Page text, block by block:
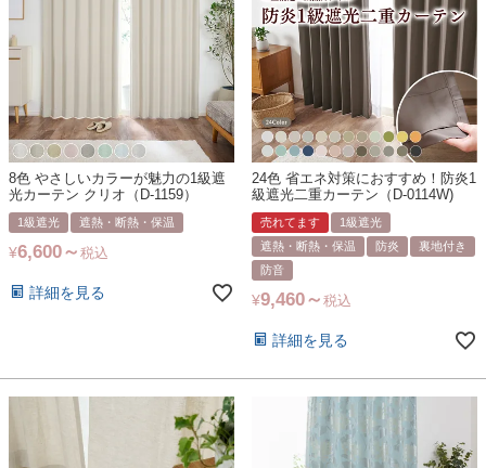
8色 やさしいカラーが魅力の1級遮
光カーテン クリオ（D-1159）
1級遮光 遮熱・断熱・保温
¥6,600 税込
詳細を見る
24色 省エネ対策におすすめ！防炎1
級遮光二重カーテン（D-0114W)
売れてます
1級遮光
遮熱・断熱・保温
防炎
裏地付き
防音
¥9,460 税込
詳細を見る